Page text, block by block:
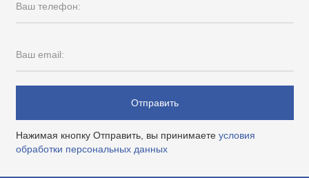
Ваш телефон:
Ваш email:
Отправить
Нажимая кнопку Отправить, вы принимаете условия
обработки персональных данных